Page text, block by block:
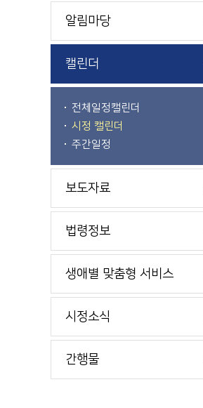
왼쪽메뉴
알림마당
캘린더
전체일정캘린더
시정 캘린더
주간일정
보도자료
법령정보
생애별 맞춤형 서비스
시정소식
간행물